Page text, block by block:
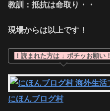
教訓：抵抗は命取り・・
現場からは以上です！
！読まれた方は ↓ ポチッお願い！
にほんブログ村